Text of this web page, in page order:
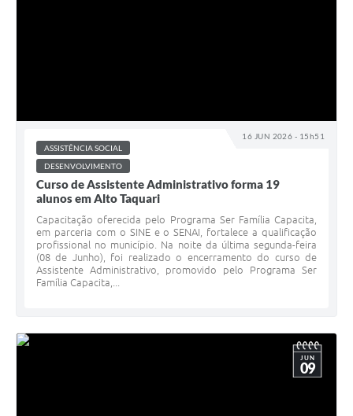
16 JUN 2026 - 15h51
ASSISTÊNCIA SOCIAL
DESENVOLVIMENTO
Curso de Assistente Administrativo forma 19
alunos em Alto Taquari
Capacitação oferecida pelo Programa Ser Família Capacita,
em parceria com o SINE e o SENAI, fortalece a qualificação
profissional no município. Na noite da última segunda-feira
(08 de Junho), foi realizado o encerramento do curso de
Assistente Administrativo, promovido pelo Programa Ser
Família Capacita,...
JUN
09